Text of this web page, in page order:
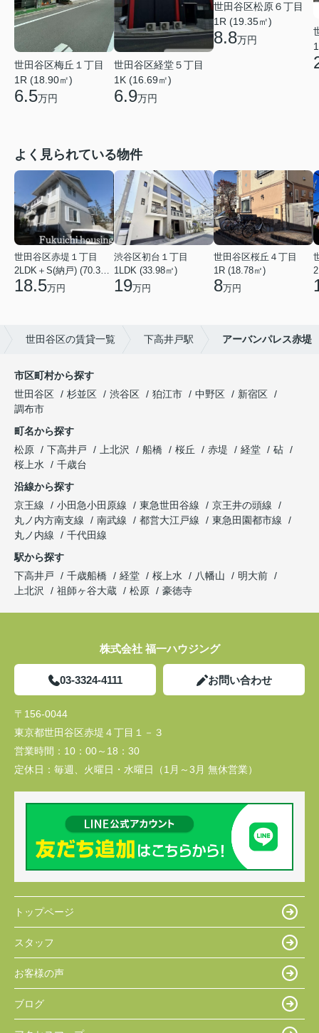
世田谷区梅丘１丁目
1R (18.90㎡)
6.5万円
世田谷区経堂５丁目
1K (16.69㎡)
6.9万円
世田谷区松原６丁目
1R (19.35㎡)
8.8万円
よく見られている物件
世田谷区赤堤１丁目
18.5万円
渋谷区初台１丁目
1LDK (33.98㎡)
19万円
世田谷区桜丘４丁目
1R (18.78㎡)
8万円
世田谷区の賃貸一覧 下高井戸駅 アーバンパレス赤堤
市区町村から探す
世田谷区
杉並区 渋谷区 狛江市 中野区
新宿区
調布市
町名から探す
松原
下高井戸 上北沢 船橋 桜丘 赤堤 経堂
砧
桜上水
千歳台
沿線から探す
京王線
小田急小田原線 東急世田谷線
京王井の頭線
丸ノ内方南支線
南武線 都営大江戸線
東急田園都市線
丸ノ内線
千代田線
駅から探す
下高井戸
千歳船橋 経堂 桜上水 八幡山
明大前
上北沢
祖師ヶ谷大蔵 松原 豪徳寺
株式会社 福一ハウジング
03-3324-4111 お問い合わせ
〒156-0044
東京都世田谷区赤堤４丁目１－３
営業時間： 10：00～18：30
定休日： 毎週、火曜日・水曜日（1月～3月 無休営業）
トップページ
スタッフ
お客様の声
ブログ